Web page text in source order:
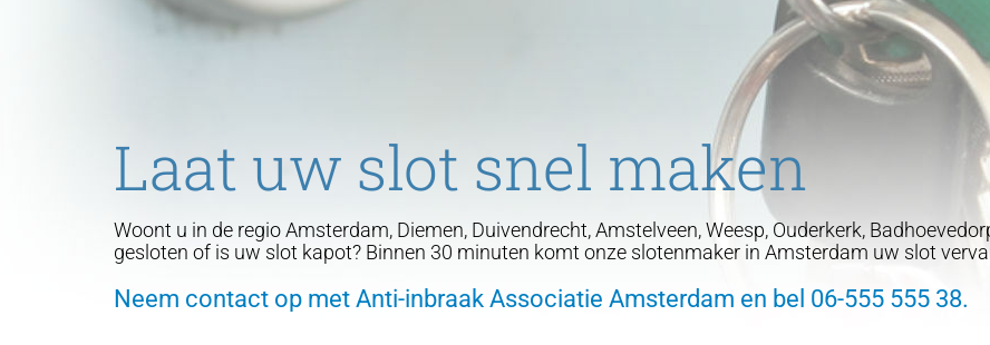
Laat uw slot snel maken
Woont u in de regio Amsterdam, Diemen, Duivendrecht, Amstelveen, Weesp, Ouderkerk,
gesloten of is uw slot kapot? Binnen 30 minuten komt onze slotenmaker in Amsterdam uw slot
Neem contact op met Anti-inbraak Associatie Amsterdam en bel 06-555 555 38.